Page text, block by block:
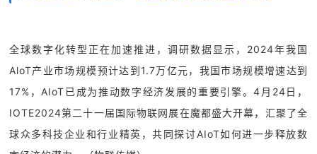
全球数字化转型正在加速推进，调研数据显示，2024年我国
AloT产业市场规模预计达到1.7万亿元，我国市场规模增速达到
17%，AIoT已成为推动数字经济发展的重要引擎。4月24日，
IOTE2024第二十一届国际物联网展在魔都盛大开幕，汇聚了全
球众多科技企业和行业精英，共同探讨AIoT如何进一步释放数